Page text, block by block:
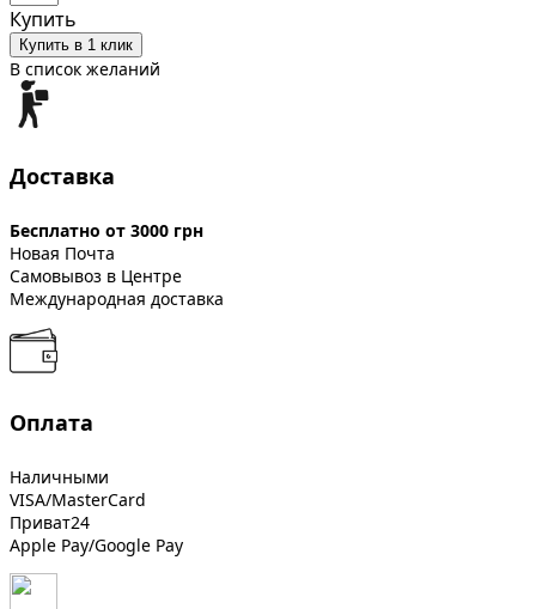
Купить
Купить в 1 клик
В список желаний
Доставка
Бесплатно от 3000 грн
Новая Почта
Самовывоз в Центре
Международная доставка
Оплата
Наличными
VISA/MasterCard
Приват24
Apple Pay/Google Pay